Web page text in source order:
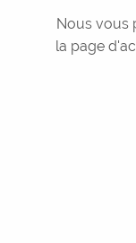
Nous vous
la page